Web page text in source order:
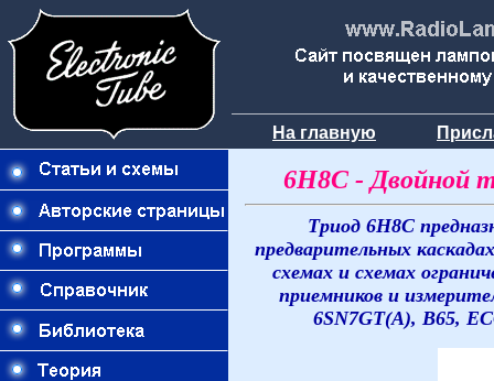
На главную
6Н8С - Двойной
Триод 6Н8С
предварительных
схемах и схемах
приемников и
6SN7GT(A), B65,